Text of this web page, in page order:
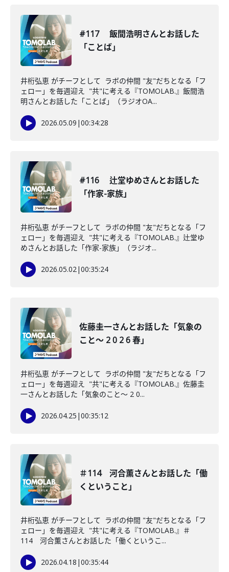
#117 飯間浩明さんとお話した
「ことば」
井桁弘恵 がチーフとして ラボの仲間 "友"だちとなる「フ
ェロー」を毎週迎え "共"に考える『TOMOLAB.』飯間浩
明さんとお話した「ことば」（ラジオOA...
2026.05.09 |00:34:28
#116 辻堂ゆめさんとお話した
「作家-家族」
井桁弘恵 がチーフとして ラボの仲間 "友"だちとなる「フ
ェロー」を毎週迎え "共"に考える『TOMOLAB.』辻堂ゆ
めさんとお話した「作家-家族」（ラジオ...
2026.05.02|00:35:24
佐藤圭一さんとお話した「気象の
こと〜 2 0 2 6 春」
井桁弘恵 がチーフとして ラボの仲間 "友"だちとなる「フ
ェロー」を毎週迎え "共"に考える『TOMOLAB.』佐藤圭
一さんとお話した「気象のこと〜 2 0...
2026.04.25 |00:35:12
＃114 河合薫さんとお話した「働
くということ」
井桁弘恵 がチーフとして ラボの仲間 "友"だちとなる「フ
ェロー」を毎週迎え "共"に考える『TOMOLAB.』＃
114 河合薫さんとお話した「働くというこ...
2026.04.18 |00:35:44